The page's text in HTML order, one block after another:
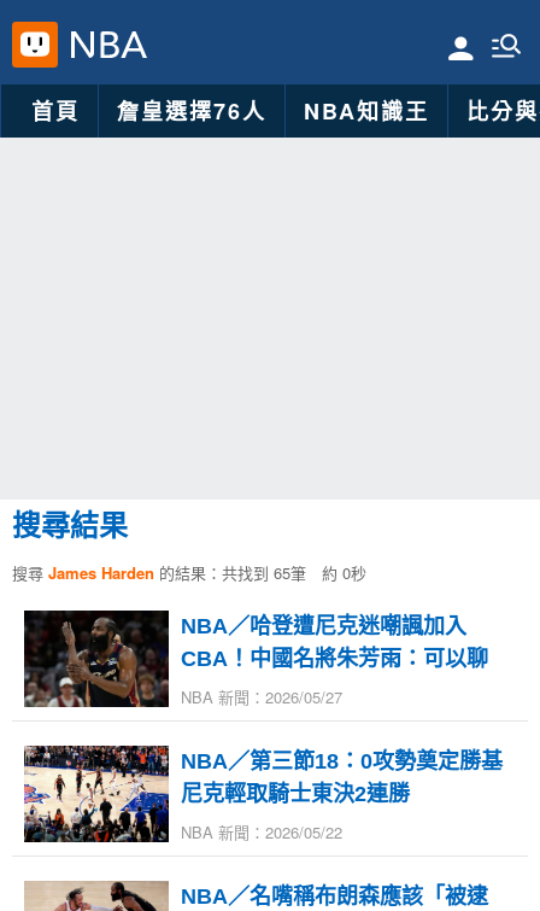
首頁 詹皇選擇76人 NBA知識王 比分
搜尋結果
搜尋 James Harden 的結果：共找到 65筆 約 0秒
NBA／哈登遭尼克迷嘲諷加入
CBA！中國名將朱芳雨：可以聊
NBA 新聞：2026/05/27
NBA／第三節18：0攻勢奠定勝基
尼克輕取騎士東決2連勝
NBA 新聞：2026/05/22
NBA／名嘴稱布朗森應該「被逮